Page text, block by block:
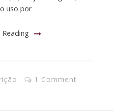
uso por
Reading
1 Comment